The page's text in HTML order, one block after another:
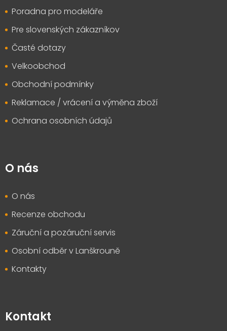
Poradna pro modeláře
Pre slovenských zákazníkov
Časté dotazy
Velkoobchod
Obchodní podmínky
Reklamace / vrácení a výměna zboží
Ochrana osobních údajů
O nás
O nás
Recenze obchodu
Záruční a pozáruční servis
Osobní odběr v Lanškrouně
Kontakty
Kontakt